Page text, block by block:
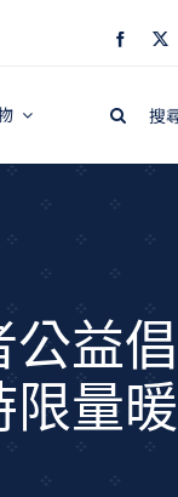
Search
益
量